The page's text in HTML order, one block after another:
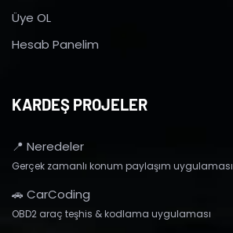
Üye OL
Hesab Panelim
KARDEŞ PROJELER
📍 Neredeler
Gerçek zamanlı konum paylaşım uygulaması
🚗 CarCoding
OBD2 araç teşhis & kodlama uygulaması